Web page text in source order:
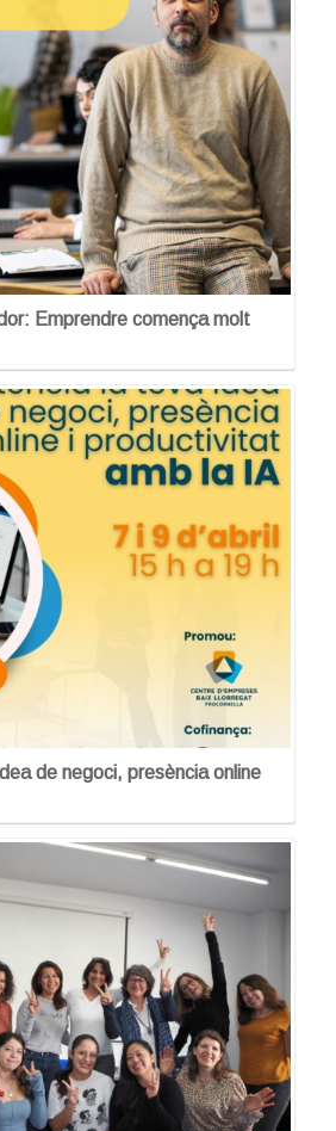
Emprendre comença molt
de negoci, presència online